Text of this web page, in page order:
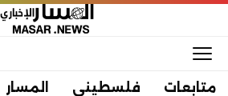
متابعات فلسطيني المسار